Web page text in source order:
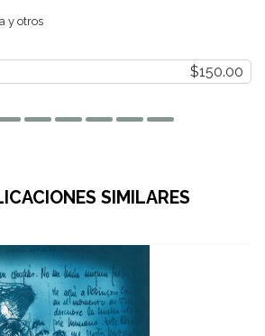
y otros
$150.00
SIMILARES